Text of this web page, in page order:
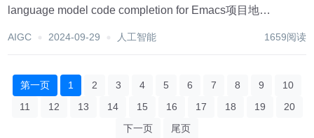
language model code completion for Emacs项目地
AIGC 2024-09-29 人工智能 1659阅读
第一页 1 2 3 4 5 6 7 8 9
10
11
12 13 14 15 16 17 18 19
20
下一页
尾页